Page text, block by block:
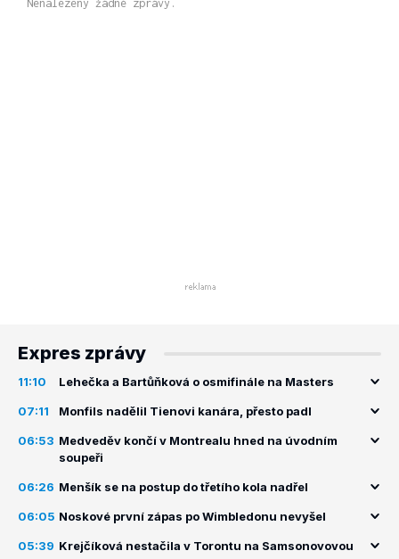
Nenalezeny žádné zprávy.
Expres zprávy
11:10 Lehečka a Bartůňková o osmifinále na Masters
07:11 Monfils nadělil Tienovi kanára, přesto padl
06:53 Medveděv končí v Montrealu hned na úvodním
soupeři
06:26 Menšík se na postup do třetího kola nadřel
06:05 Noskové první zápas po Wimbledonu nevyšel
05:39 Krejčíková nestačila v Torontu na Samsonovovou